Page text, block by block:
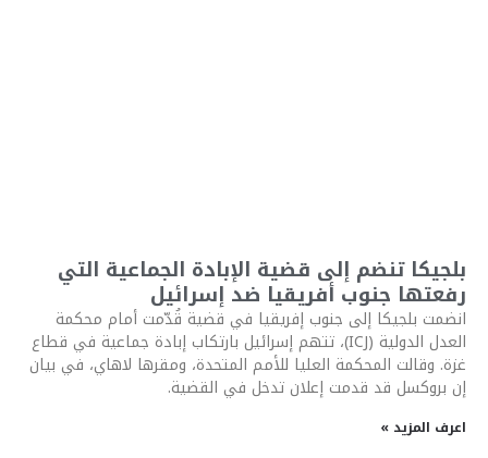
بلجيكا تنضم إلى قضية الإبادة الجماعية التي
رفعتها جنوب أفريقيا ضد إسرائيل
انضمت بلجيكا إلى جنوب إفريقيا في قضية قُدّمت أمام محكمة
العدل الدولية (ICJ)، تتهم إسرائيل بارتكاب إبادة جماعية في قطاع
غزة. وقالت المحكمة العليا للأمم المتحدة، ومقرها لاهاي، في بيان
إن بروكسل قد قدمت إعلان تدخل في القضية.
اعرف المزيد »